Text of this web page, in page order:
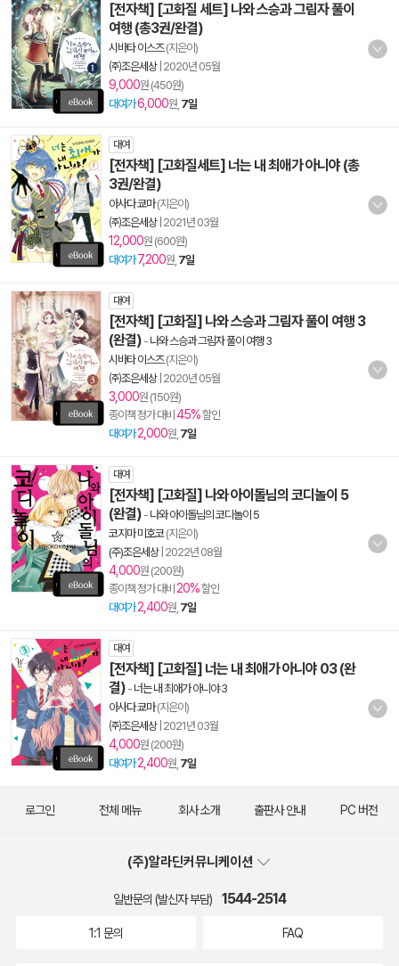
[전자책] [고화질 세트] 나와 스승과 그림자 풀이
여행 (총3권/완결)
시바타 이스즈(지은이)
㈜조은세상| 2020년 05월
9,000원 (450원)
대여가6,000원, 7일
대여
[전자책] [고화질세트] 너는 내 최애가 아니야 (총
3권/완결)
아사다 쿄마(지은이)
㈜조은세상| 2021년 03월
12,000원 (600원)
대여가 7,200원, 7일
대여
[전자책] [고화질] 나와 스승과 그림자 풀이 여행 3
(완결) - 나와 스승과 그림자 풀이 여행 3
시바타 이스즈(지은이)
㈜조은세상| 2020년 05월
3,000원 (150원)
종이책 정가 대비 45%할인
대여가 2,000원, 7일
대여
[전자책] [고화질] 나와 아이돌님의 코디놀이 5
(완결) - 나와 아이돌님의 코디놀이 5
코지마 미호코(지은이)
(주)조은세상| 2022년 08월
4,000원 (200원)
종이책 정가 대비 20%할인
대여가 2,400원, 7일
대여
[전자책] [고화질] 너는 내 최애가 아니야 03 (완
결) - 너는 내 최애가 아니야 3
아사다 쿄마(지은이)
㈜조은세상| 2021년 03월
4,000원 (200원)
대여가 2,400원, 7일
로그인 전체 메뉴 회사 소개 출판사 안내 PC 버전
(주)알라딘커뮤니케이션
일반문의 (발신자 부담) 1544-2514
1:1 문의 FAQ